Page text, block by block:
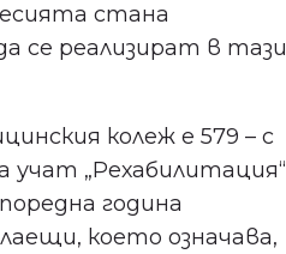
стана
се реализират в тази
колеж е 579 – с
„Рехабилитация“
година
което означава,
първите, научили за
прегледи, нови
събития в града ни.
съм сполитиката